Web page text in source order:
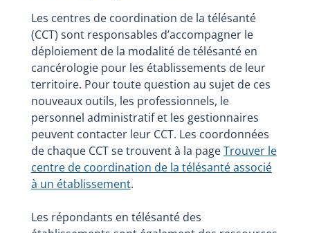
Les centres de coordination de la télésanté
(CCT) sont responsables d’accompagner le
déploiement de la modalité de télésanté en
cancérologie pour les établissements de leur
territoire. Pour toute question au sujet de ces
nouveaux outils, les professionnels, le
personnel administratif et les gestionnaires
peuvent contacter leur CCT. Les coordonnées
de chaque CCT se trouvent à la pageTrouver le
centre de coordination de la télésanté associé
à un établissement.
Les répondants en télésanté des